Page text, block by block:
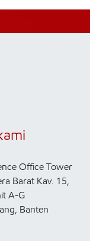
Office Tower
Barat Kav. 15,
A-G
Banten